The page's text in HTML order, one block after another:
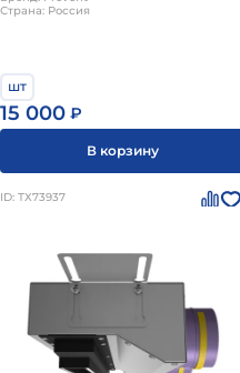
Страна: Россия
шт
15 000 ₽
В корзину
ID: ТХ73937